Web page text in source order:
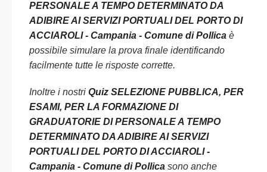
PERSONALE A TEMPO DETERMINATO DA
ADIBIRE AI SERVIZI PORTUALI DEL PORTO DI
ACCIAROLI - Campania - Comune di Pollica è
possibile simulare la prova finale identificando
facilmente tutte le risposte corrette.
Inoltre i nostri Quiz SELEZIONE PUBBLICA, PER
ESAMI, PER LA FORMAZIONE DI
GRADUATORIE DI PERSONALE A TEMPO
DETERMINATO DA ADIBIRE AI SERVIZI
PORTUALI DEL PORTO DI ACCIAROLI -
Campania - Comune di Pollica sono anche